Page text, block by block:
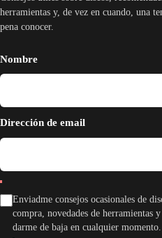
herramientas y, de vez en cuando, una
pena conocer.
Nombre
Dirección de email
Enviadme consejos ocasionales de
compra, novedades de herramientas
darme de baja en cualquier momento.